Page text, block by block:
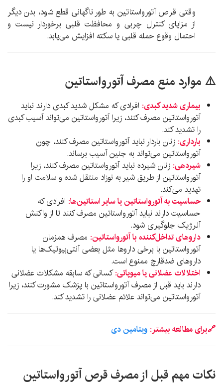
وقتی قرص آتورواستاتین به طور ناگهانی قطع شود، بدن دیگر
از مزایای کنترل چربی و محافظت قلبی برخوردار نیست و
احتمال وقوع حمله قلبی یا سکته افزایش می‌یابد.
⚠️ موارد منع مصرف آتورواستاتین
بیماری شدید کبدی: افرادی که مشکل شدید کبدی دارند نباید
آتورواستاتین مصرف کنند، زیرا آتورواستاتین می‌تواند آسیب کبدی
را تشدید کند.
بارداری: زنان باردار نباید آتورواستاتین مصرف کنند، چون
آتورواستاتین می‌تواند به جنین آسیب برساند.
شیردهی: زنان شیرده نباید آتورواستاتین مصرف کنند، زیرا
آتورواستاتین از طریق شیر به نوزاد منتقل شده و سلامت او را
تهدید می‌کند.
حساسیت به آتورواستاتین یا سایر استاتین‌ها: افرادی که
حساسیت دارند نباید آتورواستاتین مصرف کنند تا از واکنش
آلرژیک جلوگیری شود.
داروهای تداخل‌کننده با آتورواستاتین: مصرف همزمان
آتورواستاتین با برخی داروها مثل بعضی آنتی‌بیوتیک‌ها یا
داروهای ضدقارچ ممنوع است.
اختلالات عضلانی یا میوپاتی:کسانی که سابقه مشکلات عضلانی
دارند باید قبل از مصرف آتورواستاتین با پزشک مشورت کنند، زیرا
آتورواستاتین می‌تواند علائم عضلانی را تشدید کند.
🔗برای مطالعه بیشتر: ویتامین دی
نکات مهم قبل از مصرف قرص آتورواستاتین